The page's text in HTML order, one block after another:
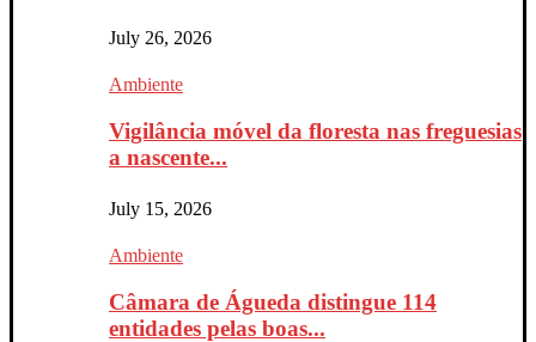
July 26, 2026
Ambiente
Vigilância móvel da floresta nas freguesias
a nascente...
July 15, 2026
Ambiente
Câmara de Águeda distingue 114
entidades pelas boas...